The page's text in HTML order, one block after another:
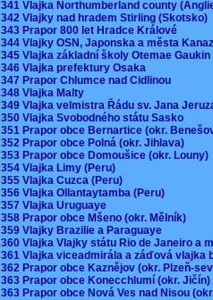
341 Vlajka Northumberland county
342 Vlajky nad hradem Stirling (Skotsko)
343 Prapor 800 let Hradce Králové
344 Vlajky OSN, Japonska a města
345 Vlajka základní školy Otemae
346 Vlajka prefektury Osaka
347 Prapor Chlumce nad Cidlinou
348 Vlajka Malty
349 Vlajka velmistra Řádu sv. Jana
350 Vlajka Svobodného státu Sasko
351 Prapor obce Bernartice (okr.
352 Prapor obce Polná (okr. Jihlava)
353 Prapor obce Domoušice (okr. Louny)
354 Vlajka Limy (Peru)
355 Vlajka Cuzca (Peru)
356 Vlajka Ollantaytamba (Peru)
357 Vlajka Uruguaye
358 Prapor obce Mšeno (okr. Mělník)
359 Vlajky Brazilie a Paraguaye
360 Vlajka Vlajky státu Rio de Janeiro a
361 Vlajka viceadmirála a záďová
362 Prapor obce Kaznějov (okr. Plzeň-
363 Prapor obce Konecchlumí (okr.
363 Prapor obce Nová Ves nad Nisou